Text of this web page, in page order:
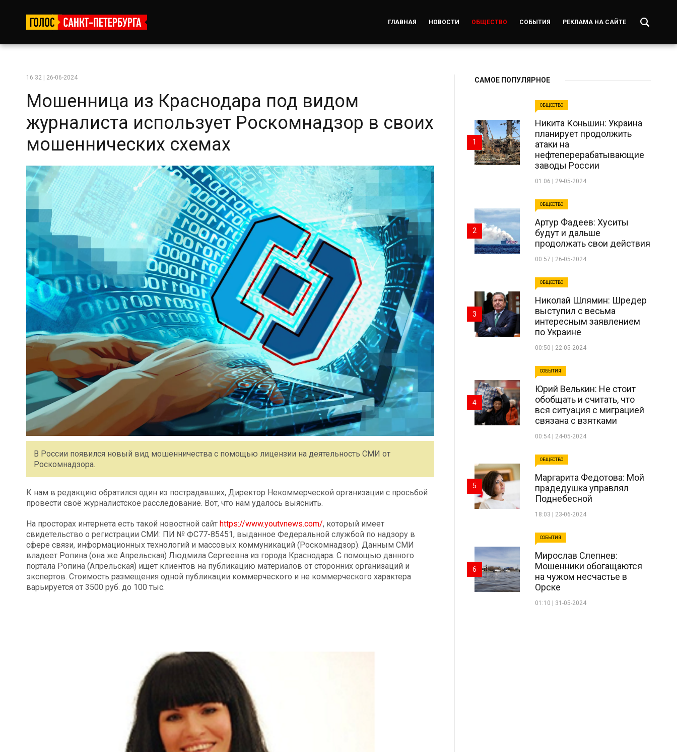
ГЛАВНАЯ НОВОСТИ ОБЩЕСТВО СОБЫТИЯ РЕКЛАМА НА САЙТЕ
16:32 | 26-06-2024
Мошенница из Краснодара под видом
журналиста использует Роскомнадзор в своих
мошеннических схемах
В России появился новый вид мошенничества с помощью лицензии на деятельность СМИ от
Роскомнадзора.
К нам в редакцию обратился один из пострадавших, Директор Некоммерческой организации с просьбой
провести своё журналистское расследование. Вот, что нам удалось выяснить.
На просторах интернета есть такой новостной сайт https://www.youtvnews.com/, который имеет
свидетельство о регистрации СМИ: ПИ № ФС77-85451, выданное Федеральной службой по надзору в
сфере связи, информационных технологий и массовых коммуникаций (Роскомнадзор). Данным СМИ
владеет Ропина (она же Апрельская) Людмила Сергеевна из города Краснодара. С помощью данного
портала Ропина (Апрельская) ищет клиентов на публикацию материалов от сторонних организаций и
экспертов. Стоимость размещения одной публикации коммерческого и не коммерческого характера
варьируется от 3500 руб. до 100 тыс.
САМОЕ ПОПУЛЯРНОЕ
ОБЩЕСТВО
Никита Коньшин: Украина
планирует продолжить
атаки на
нефтеперерабатывающие
заводы России
01:06 | 29-05-2024
1
ОБЩЕСТВО
Артур Фадеев: Хуситы
будут и дальше
продолжать свои действия
00:57 | 26-05-2024
2
ОБЩЕСТВО
Николай Шлямин: Шредер
выступил с весьма
интересным заявлением
по Украине
00:50 | 22-05-2024
3
СОБЫТИЯ
Юрий Велькин: Не стоит
обобщать и считать, что
вся ситуация с миграцией
связана с взятками
00:54 | 24-05-2024
4
ОБЩЕСТВО
Маргарита Федотова: Мой
прадедушка управлял
Поднебесной
18:03 | 23-06-2024
5
СОБЫТИЯ
Мирослав Слепнев:
Мошенники обогащаются
на чужом несчастье в
Орске
01:10 | 31-05-2024
6